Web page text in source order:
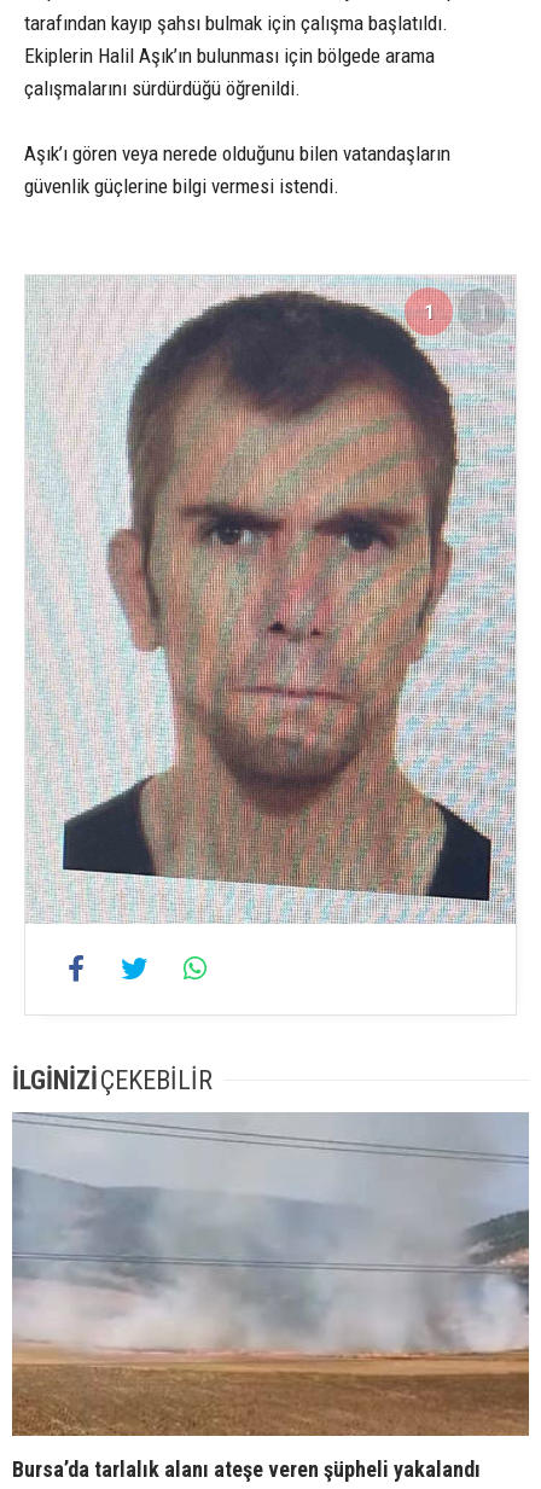
tarafından kayıp şahsı bulmak için çalışma başlatıldı.
Ekiplerin Halil Aşık’ın bulunması için bölgede arama
çalışmalarını sürdürdüğü öğrenildi.
Aşık’ı gören veya nerede olduğunu bilen vatandaşların
güvenlik güçlerine bilgi vermesi istendi.
1 1
İLGİNİZİÇEKEBİLİR
Bursa’da tarlalık alanı ateşe veren şüpheli yakalandı